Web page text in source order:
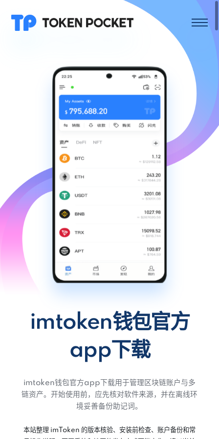
imtoken钱包官方
app下载
imtoken钱包官方app下载用于管理区块链账户与多
链资产。开始使用前，应先核对软件来源，并在离线环
境妥善备份助记词。
本站整理 imToken 的版本核验、安装前检查、账户备份和常